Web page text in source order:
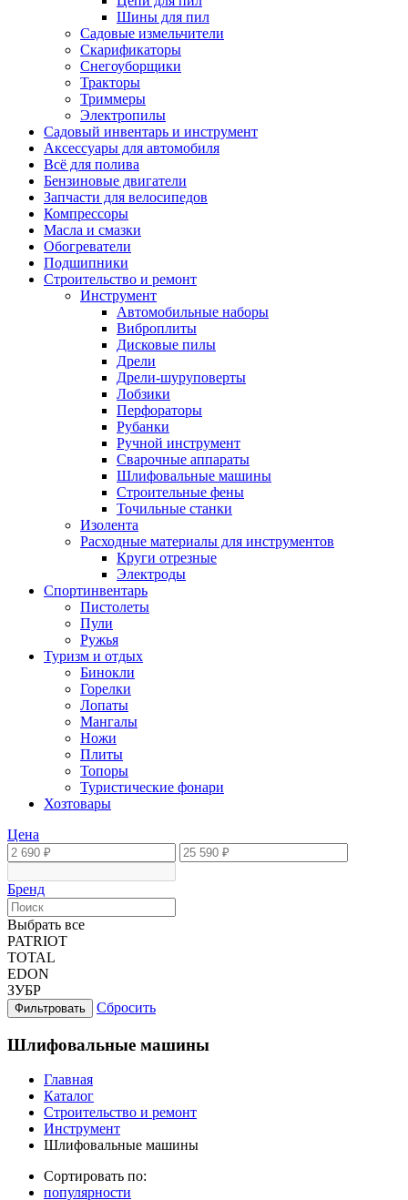
Шины для пил
Садовые измельчители
Скарификаторы
Снегоуборщики
Тракторы
Триммеры
Электропилы
Садовый инвентарь и инструмент
Аксессуары для автомобиля
Всё для полива
Бензиновые двигатели
Запчасти для велосипедов
Компрессоры
Масла и смазки
Обогреватели
Подшипники
Строительство и ремонт
Инструмент
Автомобильные наборы
Виброплиты
Дисковые пилы
Дрели
Дрели-шуруповерты
Лобзики
Перфораторы
Рубанки
Ручной инструмент
Сварочные аппараты
Шлифовальные машины
Строительные фены
Точильные станки
Изолента
Расходные материалы для инструментов
Круги отрезные
Электроды
Спортинвентарь
Пистолеты
Пули
Ружья
Туризм и отдых
Бинокли
Горелки
Лопаты
Мангалы
Ножи
Плиты
Топоры
Туристические фонари
Хозтовары
Цена
Бренд
Выбрать все
PATRIOT
TOTAL
EDON
ЗУБР
Фильтровать Сбросить
Шлифовальные машины
Главная
Каталог
Строительство и ремонт
Инструмент
Шлифовальные машины
Сортировать по:
популярности